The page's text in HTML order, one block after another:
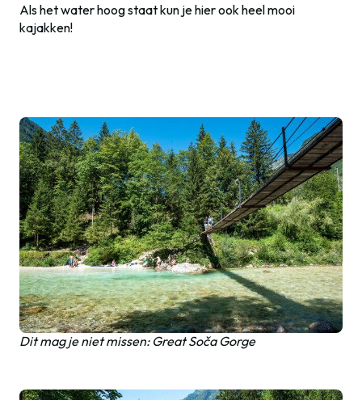
Als het water hoog staat kun je hier ook heel mooi
kajakken!
Dit mag je niet missen: Great Soča Gorge